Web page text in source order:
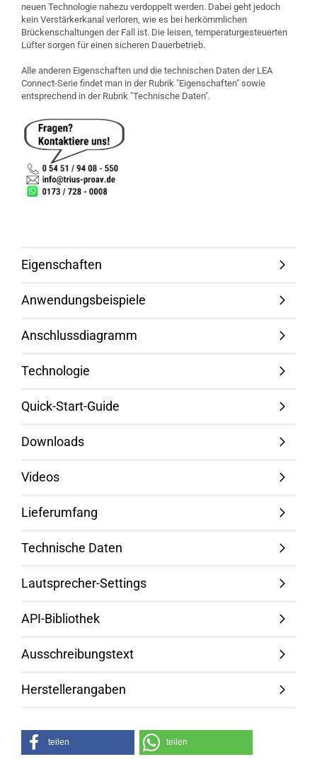
neuen Technologie nahezu verdoppelt werden. Dabei geht jedoch
kein Verstärkerkanal verloren, wie es bei herkömmlichen
Brückenschaltungen der Fall ist. Die leisen, temperaturgesteuerten
Lüfter sorgen für einen sicheren Dauerbetrieb.
Alle anderen Eigenschaften und die technischen Daten der LEA
Connect-Serie findet man in der Rubrik "Eigenschaften" sowie
entsprechend in der Rubrik "Technische Daten".
Eigenschaften
Anwendungsbeispiele
Anschlussdiagramm
Technologie
Quick-Start-Guide
Downloads
Videos
Lieferumfang
Technische Daten
Lautsprecher-Settings
API-Bibliothek
Ausschreibungstext
Herstellerangaben
teilen teilen